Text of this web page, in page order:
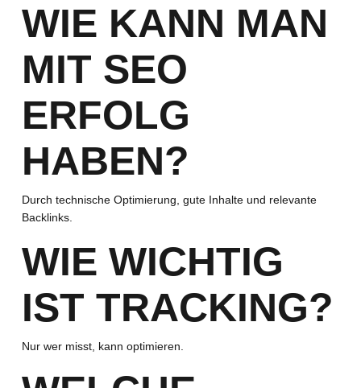
WIE KANN MAN
MIT SEO
ERFOLG
HABEN?
Durch technische Optimierung, gute Inhalte und relevante
Backlinks.
WIE WICHTIG
IST TRACKING?
Nur wer misst, kann optimieren.